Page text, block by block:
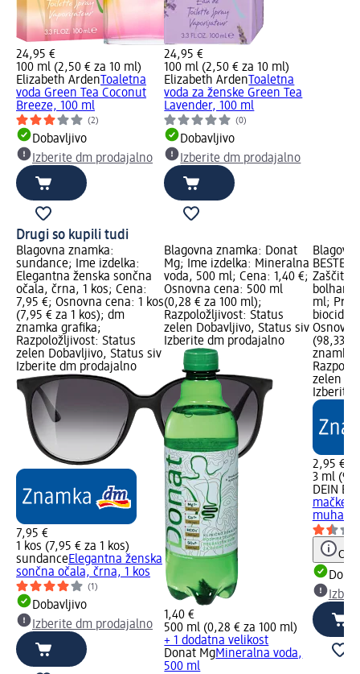
24,95 €
100 ml (2,50 € za 10 ml)
Elizabeth Arden Toaletna
voda Green Tea Coconut
Breeze, 100 ml
(2)
Dobavljivo
Izberite dm prodajalno
24,95 €
100 ml (2,50 € za 10 ml)
Elizabeth Arden Toaletna
voda za ženske Green Tea
Lavender, 100 ml
(0)
Dobavljivo
Izberite dm prodajalno
Drugi so kupili tudi
Blagovna znamka:
sundance; Ime izdelka:
Elegantna ženska sončna
očala, črna, 1 kos; Cena:
7,95 €; Osnovna cena: 1 kos
(7,95 € za 1 kos); dm
znamka grafika;
Razpoložljivost: Status
zelen Dobavljivo, Status siv
Izberite dm prodajalno
7,95 €
1 kos (7,95 € za 1 kos)
sundanceElegantna ženska
sončna očala, črna, 1 kos
(1)
Dobavljivo
Izberite dm prodajalno
Blagovna znamka: Donat
Mg; Ime izdelka: Mineralna
voda, 500 ml; Cena: 1,40 €;
Osnovna cena: 500 ml
(0,28 € za 100 ml);
Razpoložljivost: Status
zelen Dobavljivo, Status siv
Izberite dm prodajalno
1,40 €
500 ml (0,28 € za 100 ml)
+ 1 dodatna velikost
Donat MgMineralna voda,
500 ml
Zaščita
ml;
biocid;
(98,33 €
znamka
zelen
Izberite
2,95 €
3 ml
DEIN
mačke